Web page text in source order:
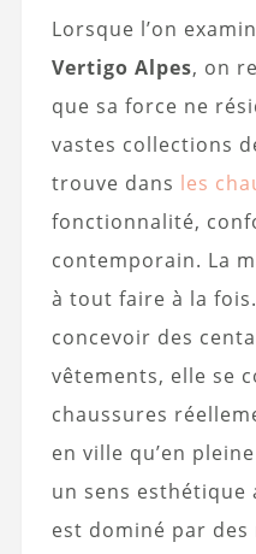
Lorsque l’on
Vertigo Alpes, on
que sa force ne
vastes collections
trouve dans les
fonctionnalité,
contemporain. La
à tout faire à la
concevoir des
vêtements, elle se
chaussures
en ville qu’en
un sens
est dominé par des